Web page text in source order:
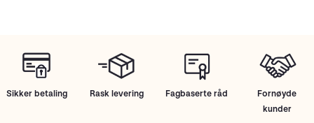
Sikker betaling Rask levering Fagbaserte råd
Fornøyde
kunder